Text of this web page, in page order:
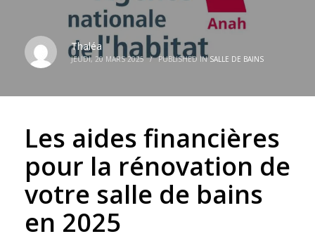
Thaléa
JEUDI, 20 MARS 2025 / PUBLISHED IN SALLE DE BAINS
Les aides financières
pour la rénovation de
votre salle de bains
en 2025